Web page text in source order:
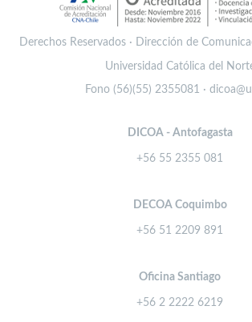
Derechos Reservados · Dirección de
Universidad Católica del
Fono (56)(55) 2355081 ·
DICOA - Antofagasta
+56 55 2355 081
DECOA Coquimbo
+56 51 2209 891
Oficina Santiago
+56 2 2222 6219